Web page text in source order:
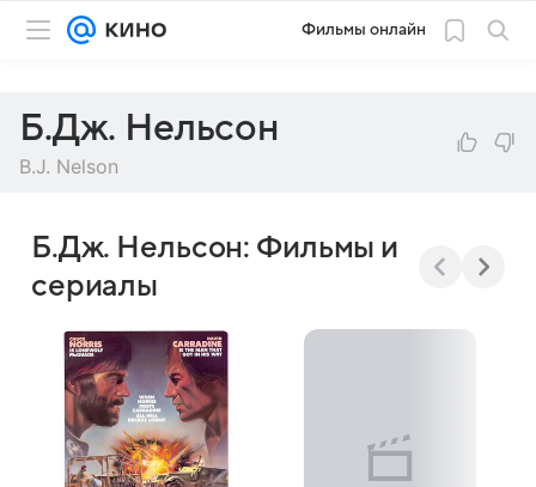
Фильмы онлайн
Б.Дж. Нельсон
B.J. Nelson
Б.Дж. Нельсон: Фильмы и
сериалы